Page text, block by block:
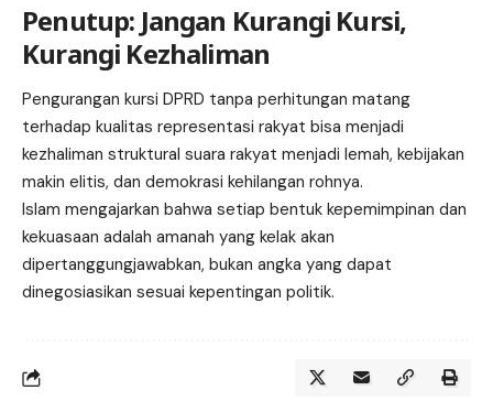
Penutup: Jangan Kurangi Kursi,
Kurangi Kezhaliman
Pengurangan kursi DPRD tanpa perhitungan matang
terhadap kualitas representasi rakyat bisa menjadi
kezhaliman struktural suara rakyat menjadi lemah, kebijakan
makin elitis, dan demokrasi kehilangan rohnya.
Islam mengajarkan bahwa setiap bentuk kepemimpinan dan
kekuasaan adalah amanah yang kelak akan
dipertanggungjawabkan, bukan angka yang dapat
dinegosiasikan sesuai kepentingan politik.